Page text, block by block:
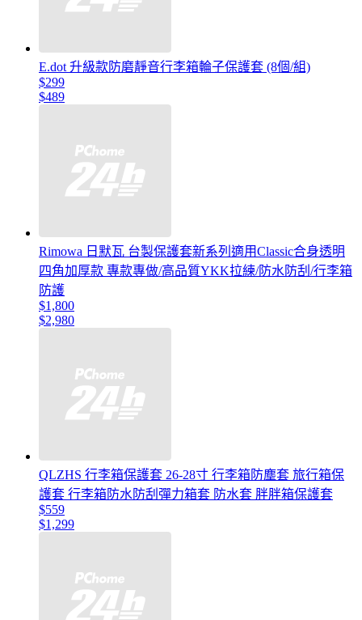
E.dot 升級款防磨靜音行李箱輪子保護套 (8個/組)
$299
$489
Rimowa 日默瓦 台製保護套新系列適用Classic合身透明
四角加厚款 專款專做/高品質YKK拉練/防水防刮/行李箱
防護
$1,800
$2,980
QLZHS 行李箱保護套 26-28寸 行李箱防塵套 旅行箱保
護套 行李箱防水防刮彈力箱套 防水套 胖胖箱保護套
$559
$1,299